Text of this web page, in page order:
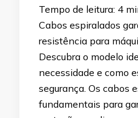
Tempo de leitura: 4
Cabos espiralados
resistência para
Descubra o modelo
necessidade e como
segurança. Os cabos
fundamentais para